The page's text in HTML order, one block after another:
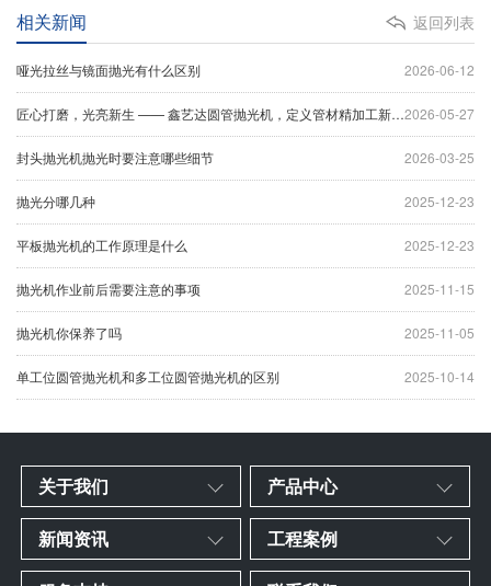
返回列表
相关新闻
2026-06-12
哑光拉丝与镜面抛光有什么区别
2026-05-27
匠心打磨，光亮新生 —— 鑫艺达圆管抛光机，定义管材精加工新标杆
2026-03-25
封头抛光机抛光时要注意哪些细节
2025-12-23
抛光分哪几种
2025-12-23
平板抛光机的工作原理是什么
2025-11-15
抛光机作业前后需要注意的事项
2025-11-05
抛光机你保养了吗
2025-10-14
单工位圆管抛光机和多工位圆管抛光机的区别
关于我们 产品中心
新闻资讯 工程案例